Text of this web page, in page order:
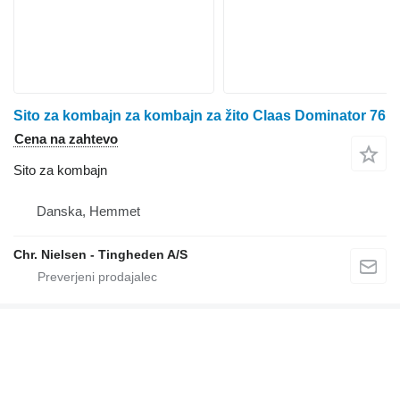
Sito za kombajn za kombajn za žito Claas Dominator 76
Cena na zahtevo
Sito za kombajn
Danska, Hemmet
Chr. Nielsen - Tingheden A/S